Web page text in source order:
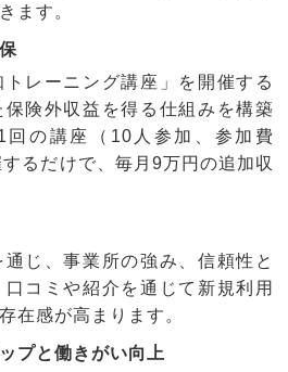
ます。
レーニング講座」を開催する
険外収益を得る仕組みを構築
回の講座（10人参加、参加費
るだけで、毎月9万円の追加収
じ、事業所の強み、信頼性と
コミや紹介を通じて新規利用
在感が高まります。
プと働きがい向上